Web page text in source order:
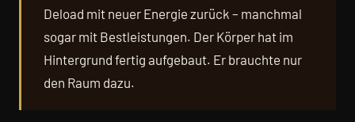
Deload mit neuer Energie zurück – manchmal
sogar mit Bestleistungen. Der Körper hat im
Hintergrund fertig aufgebaut. Er brauchte nur
den Raum dazu.